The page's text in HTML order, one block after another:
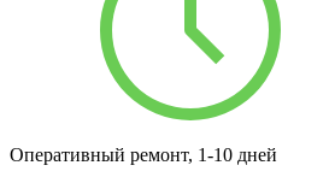
Оперативный ремонт, 1-10 дней